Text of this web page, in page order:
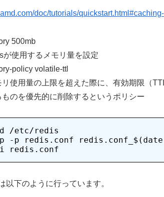
doc/tutorials/
500mb
が使用するメモリ量を設定
policy volatile-ttl
リ使用量の上限を超えた際に、有効期限（
ものを優先的に削除するというポリシー
/etc/redis
-p redis.conf redis.conf_$(date
以下のように行っています。